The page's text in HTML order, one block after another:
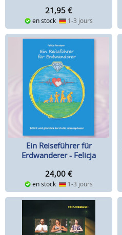
21,95 €
en stock 1-3 jours
Ein Reiseführer für
Erdwanderer - Felicja
24,00 €
en stock 1-3 jours